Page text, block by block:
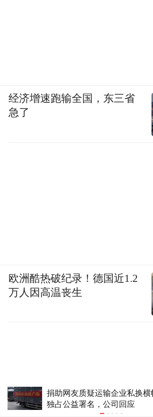
百万级MPV市场，中国品牌底
气从哪来？｜汽势笔记
经济增速跑输全国，东三省
急了
欧洲酷热破纪录！德国近1.2
万人因高温丧生